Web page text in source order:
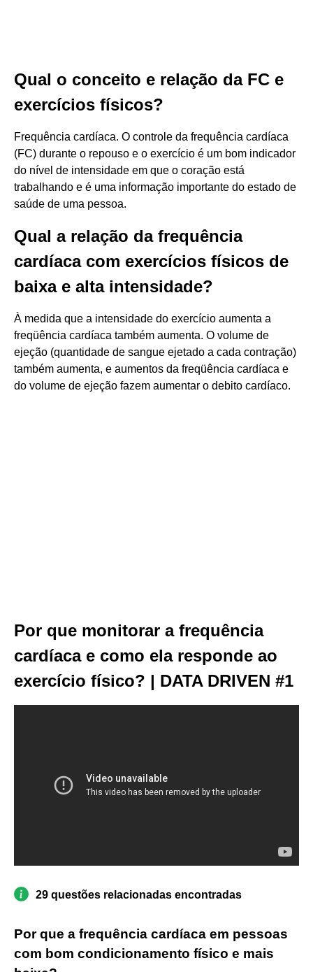
Qual o conceito e relação da FC e
exercícios físicos?
Frequência cardíaca. O controle da frequência cardíaca
(FC) durante o repouso e o exercício é um bom indicador
do nível de intensidade em que o coração está
trabalhando e é uma informação importante do estado de
saúde de uma pessoa.
Qual a relação da frequência
cardíaca com exercícios físicos de
baixa e alta intensidade?
À medida que a intensidade do exercício aumenta a
freqüência cardíaca também aumenta. O volume de
ejeção (quantidade de sangue ejetado a cada contração)
também aumenta, e aumentos da freqüência cardíaca e
do volume de ejeção fazem aumentar o debito cardíaco.
Por que monitorar a frequência
cardíaca e como ela responde ao
exercício físico? | DATA DRIVEN #1
29 questões relacionadas encontradas
Por que a frequência cardíaca em pessoas
com bom condicionamento físico e mais